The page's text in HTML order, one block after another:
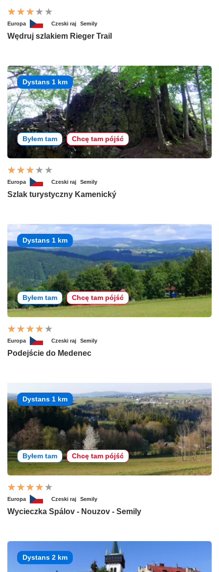
Europa Czeski raj Semily
Wędruj szlakiem Rieger Trail
Dystans 1 km
Byłem tam Chcę tam pójść
Europa Czeski raj Semily
Szlak turystyczny Kamenický
Dystans 1 km
Byłem tam Chcę tam pójść
Europa Czeski raj Semily
Podejście do Medenec
Dystans 1 km
Byłem tam Chcę tam pójść
Europa Czeski raj Semily
Wycieczka Spálov - Nouzov - Semily
Dystans 2 km